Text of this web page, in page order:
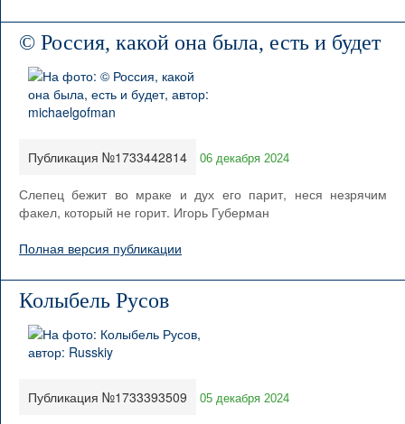
© Россия, какой она была, есть и будет
Публикация №1733442814 06 декабря 2024
Слепец бежит во мраке и дух его парит, неся незрячим
факел, который не горит. Игорь Губерман
Полная версия публикации
Колыбель Русов
Публикация №1733393509 05 декабря 2024